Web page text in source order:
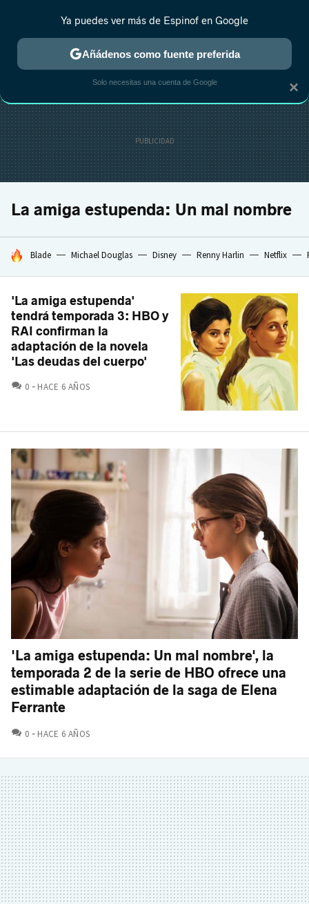
ESTRENOS REALITY ANIME RANKINGS CINE
La amiga estupenda: Un mal nombre
HOY SE HABLA DE
Blade Michael Douglas Disney Renny Harlin Netflix
'La amiga estupenda'
tendrá temporada 3: HBO y
RAI confirman la
adaptación de la novela
'Las deudas del cuerpo'
0 COMENTARIOS
HACE 6 AÑOS
'La amiga estupenda: Un mal nombre', la
temporada 2 de la serie de HBO ofrece una
estimable adaptación de la saga de Elena
Ferrante
0 COMENTARIOS
HACE 6 AÑOS
×
Ya puedes ver más de Espinof en Google
Añádenos como fuente preferida
Solo necesitas una cuenta de Google